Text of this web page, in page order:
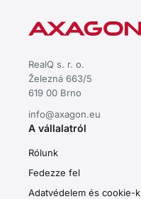
RealQ s. r. o.
Železná 663/5
619 00 Brno
info@axagon.eu
A vállalatról
Rólunk
Fedezze fel
Adatvédelem és cookie-k